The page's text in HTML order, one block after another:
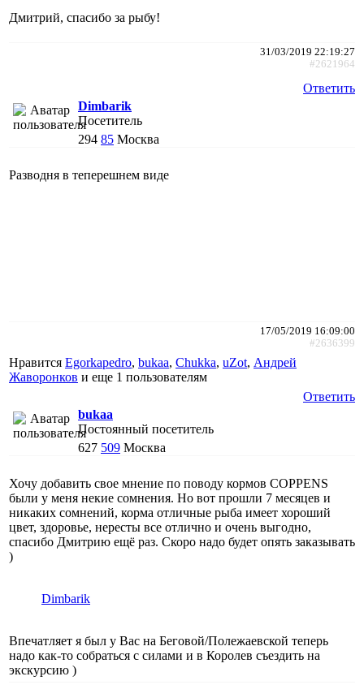
Дмитрий, спасибо за рыбу!
31/03/2019 22:19:27
#2621964
Ответить
Dimbarik
Посетитель
294 85 Москва
Разводня в теперешнем виде
17/05/2019 16:09:00
#2636399
Нравится Egorkapedro, bukaa, Chukka, uZot, Андрей
Жаворонков и еще 1 пользователям
Ответить
bukaa
Постоянный посетитель
627 509 Москва
Хочу добавить свое мнение по поводу кормов COPPENS
были у меня некие сомнения. Но вот прошли 7 месяцев и
никаких сомнений, корма отличные рыба имеет хороший
цвет, здоровье, нересты все отлично и очень выгодно,
спасибо Дмитрию ещё раз. Скоро надо будет опять заказывать
)
Dimbarik
Впечатляет я был у Вас на Беговой/Полежаевской теперь
надо как-то собраться с силами и в Королев съездить на
экскурсию )